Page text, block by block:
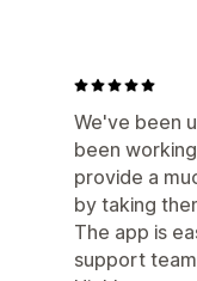
We've been
been
provide a
by taking
The app is
support